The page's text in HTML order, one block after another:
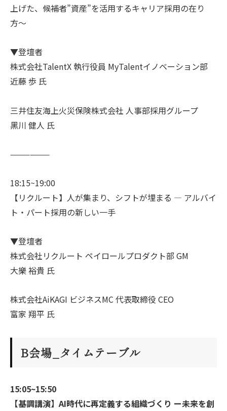
上げた、候補者”資産”を活用するキャリア採用の在り
方〜
▼登壇者
株式会社TalentX 執行役員 MyTalentイノベーション部
近藤 歩 氏
三井住友海上火災保険株式会社 人事部採用グループ
黑川 健人 氏
——————
18:15~19:00
【リクルート】人が集まり、シフトが埋まる ― アルバイ
ト・パート採用の新しい一手
▼登壇者
株式会社リクルート ペイロールプロダクト部 GM
大樂 裕貴 氏
株式会社AiKAGI ビジネスMC 代表取締役 CEO
富家 翔平 氏
B会場_タイムテーブル
15:05~15:50
【基調講演】AI時代に再定義する組織づくり ー未来を創